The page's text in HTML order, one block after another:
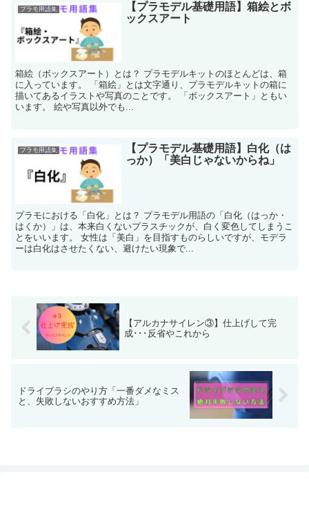
プラモ用語集
【プラモデル基礎用語】箱絵とボ
ックスアート
箱絵（ボックスアート）とは？ プラモデルキットのほとんどは、箱
に入っています。 「箱絵」とは文字通り、プラモデルキットの箱に
描いてあるイラストや写真のことです。 「ボックスアート」ともい
います。 絵や写真以外でも...
プラモ用語集
【プラモデル基礎用語】白化（は
っか）「美白じゃないからね」
プラモにおける「白化」とは？ プラモデル用語の「白化（はっか・
はくか）」は、本来白くないプラスチックが、白く変色してしまうこ
とをいいます。 女性は「美白」を目指すものらしいですが、モデラ
ーは白化はさせたくない、避けたい現象で...
【アルカナサイレン③】仕上げして完
成･･･反省やこれから
ドライブラシのやり方「一番ダメなミス
と、失敗しないおすすめ方法」